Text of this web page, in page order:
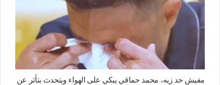
مفيش حد زيه، محمد حماقي يبكي على الهواء ويتحدث بتأثر عن